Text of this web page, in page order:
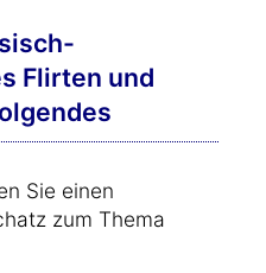
Flirten und
Sie einen
zum Thema